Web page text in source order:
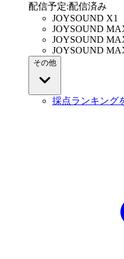
配信予定:配信済み
JOYSOUND X1
JOYSOUND
JOYSOUND
JOYSOUND
その他
採点ランキング